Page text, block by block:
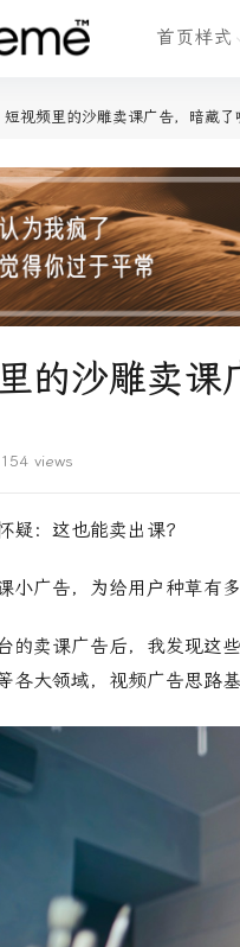
首页样式
短视频里的沙雕卖课广告，暗藏了
的沙雕卖课
views
疑：这也能卖出课？
小广告，为给用户种草有
的卖课广告后，我发现这
各大领域，视频广告思路